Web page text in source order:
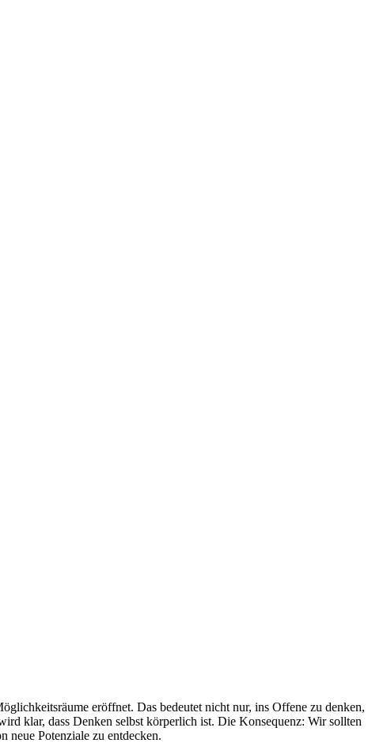
eröffnet. Das bedeutet nicht nur, ins Offene zu denken,
klar, dass Denken selbst körperlich ist. Die Konsequenz: Wir sollten
Potenziale zu entdecken.